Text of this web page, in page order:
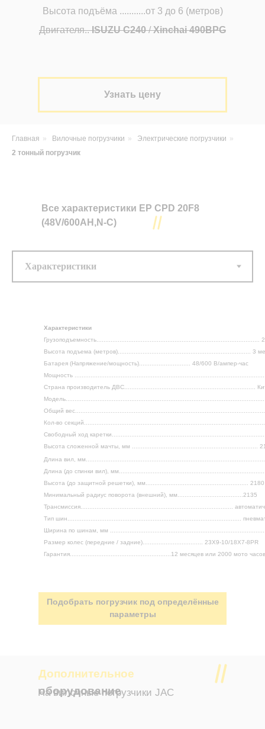
Электрический
Номинальная грузоподъёмность
2 000 (кг)
Доп. опции
Узнать цену
Высота подъёма ...........от 3 до 6 (метров)
Двигателя..ISUZU C240/Xinchai 490BPG
Главная » Вилочные погрузчики » Электрические погрузчики »
2 тонный погрузчик
Все характеристики EP CPD 20F8
(48V/600AH,N-C)
Характеристики
Грузоподъемность............................................................................................
Высота подъема (метров)........................................................................... 3
Батарея (Напряжение/мощность)............................. 48/600 В/ампер-час
Мощность
Страна производитель ДВС..........................................................................
Общий
Кол-во
Свободный ход
Высота сложенной мачты, мм .......................................................................
Длина вил,
Длина (до спинки вил),
Высота (до защитной решетки), мм.......................................................... 2180
Минимальный радиус поворота (внешний), мм.....................................2135
Трансмиссия......................................................................................
Тип шин..................................................................................................
Ширина по шинам, мм
Размер колес (передние / задние).................................. 23Х9-10/18X7-8PR
Гарантия.........................................................12 месяцев или 2000 мото часов
Подобрать погрузчик под определённые
параметры
Дополнительное
оборудование
На вилочные погрузчики JAC